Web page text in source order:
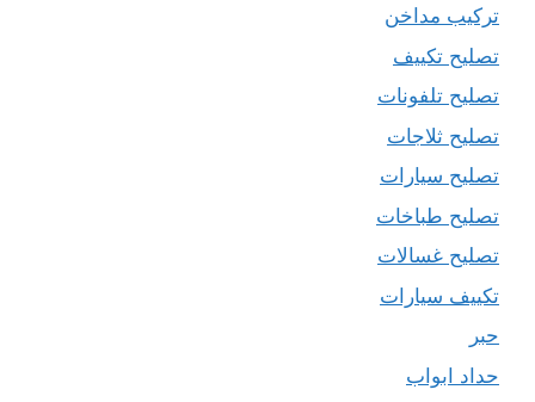
تركيب مداخن
تصليح تكييف
تصليح تلفونات
تصليح ثلاجات
تصليح سيارات
تصليح طباخات
تصليح غسالات
تكييف سيارات
حبر
حداد ابواب